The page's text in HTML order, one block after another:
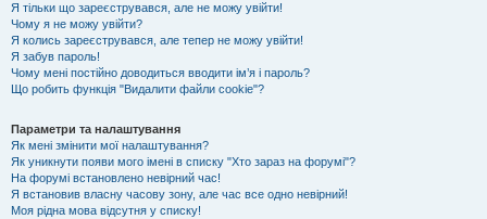
Я тільки що зареєструвався, але не можу увійти!
Чому я не можу увійти?
Я колись зареєструвався, але тепер не можу увійти!
Я забув пароль!
Чому мені постійно доводиться вводити ім’я і пароль?
Що робить функція "Видалити файли cookie"?
Параметри та налаштування
Як мені змінити мої налаштування?
Як уникнути появи мого імені в списку "Хто зараз на форумі"?
На форумі встановлено невірний час!
Я встановив власну часову зону, але час все одно невірний!
Моя рідна мова відсутня у списку!